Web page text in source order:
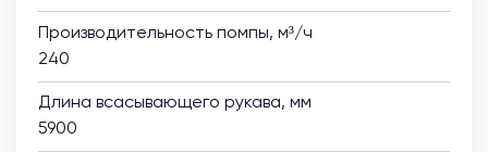
Производительность помпы, м³/ч
240
Длина всасывающего рукава, мм
5900